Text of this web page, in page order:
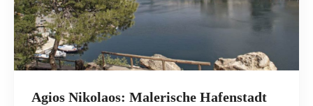
Agios Nikolaos: Malerische Hafenstadt